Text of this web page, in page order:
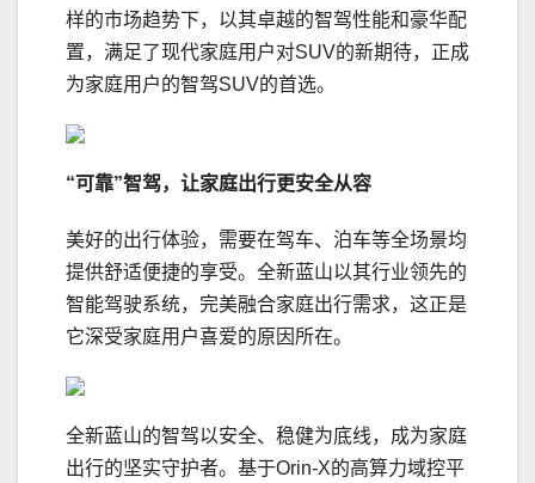
样的市场趋势下，以其卓越的智驾性能和豪华配
置，满足了现代家庭用户对SUV的新期待，正成
为家庭用户的智驾SUV的首选。
“可靠”智驾，让家庭出行更安全从容
美好的出行体验，需要在驾车、泊车等全场景均
提供舒适便捷的享受。全新蓝山以其行业领先的
智能驾驶系统，完美融合家庭出行需求，这正是
它深受家庭用户喜爱的原因所在。
全新蓝山的智驾以安全、稳健为底线，成为家庭
出行的坚实守护者。基于Orin-X的高算力域控平